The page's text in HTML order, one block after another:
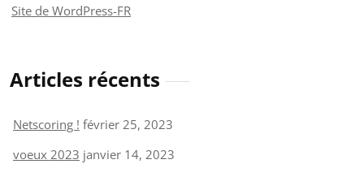
Site de WordPress-FR
Articles récents
Netscoring ! février 25, 2023
voeux 2023 janvier 14, 2023